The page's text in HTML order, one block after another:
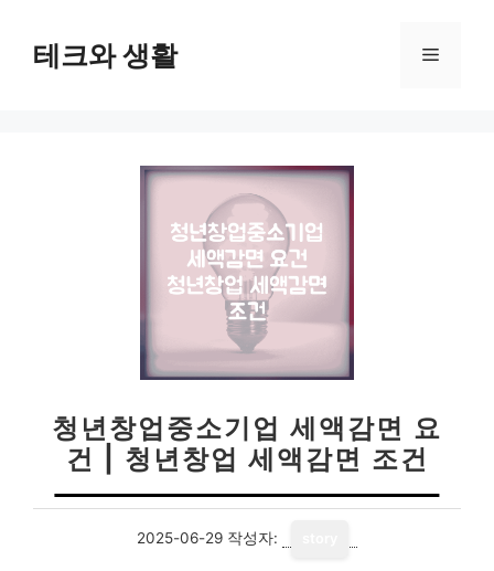
테크와 생활 메
청년창업중소기업 세액감면 요
건 | 청년창업 세액감면 조건
2025-06-29 작성자: